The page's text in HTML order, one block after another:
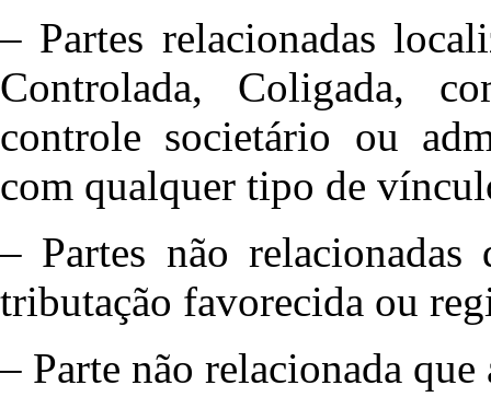
– Partes relacionadas
Controlada, Coligada,
controle societário ou
com qualquer tipo de
– Partes não
tributação favorecida ou
– Parte não relacionada